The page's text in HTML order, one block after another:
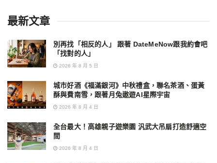
最新文章
別再找「相反的人」 跟著 DateMeNow跟我約會吧
「找對的人」
2026 年 8 月 5 日
城市好酒《福滿銀河》中秋禮盒，聯名茶酒、蛋黃
酥與費南雪，跟著月兔遨遊AI星際宇宙
2026 年 8 月 4 日
全台最大！高雄親子遊樂園 汎武大吊扇打造舒適空
間
2026 年 8 月 4 日